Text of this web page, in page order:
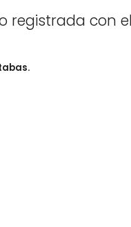
registrada con